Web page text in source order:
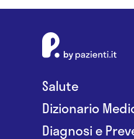
Salute
Dizionario
Diagnosi e